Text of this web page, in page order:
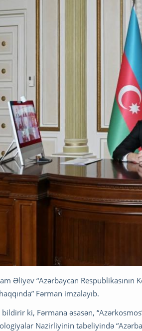
Əliyev “Azərbaycan
Fərman imzalayıb.
bildirir ki, Fərmana əsasən,
Nazirliyinin tabeliyində